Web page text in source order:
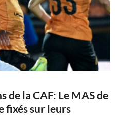
de la CAF: Le MAS de
fixés sur leurs